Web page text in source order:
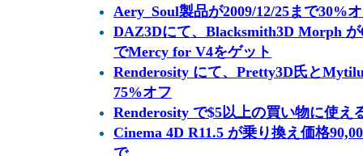
Aery_Soul製品が2009/12/25まで30%
DAZ3Dにて、Blacksmith3D Morph
でMercy for V4をゲット
Renderosity にて、Pretty3D氏と
75%オフ
Renderosity で$5以上の買い物に使え
Cinema 4D R11.5 が乗り換え価格
で